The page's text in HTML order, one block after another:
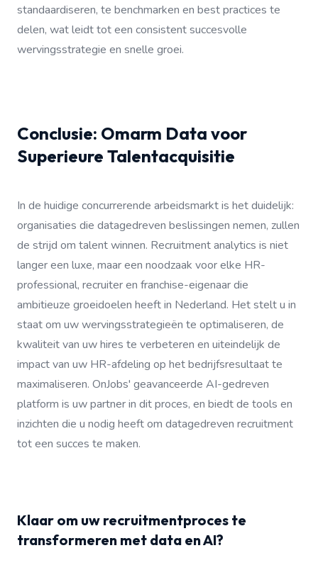
standaardiseren, te benchmarken en best practices te
delen, wat leidt tot een consistent succesvolle
wervingsstrategie en snelle groei.
Conclusie: Omarm Data voor
Superieure Talentacquisitie
In de huidige concurrerende arbeidsmarkt is het duidelijk:
organisaties die datagedreven beslissingen nemen, zullen
de strijd om talent winnen. Recruitment analytics is niet
langer een luxe, maar een noodzaak voor elke HR-
professional, recruiter en franchise-eigenaar die
ambitieuze groeidoelen heeft in Nederland. Het stelt u in
staat om uw wervingsstrategieën te optimaliseren, de
kwaliteit van uw hires te verbeteren en uiteindelijk de
impact van uw HR-afdeling op het bedrijfsresultaat te
maximaliseren. OnJobs' geavanceerde AI-gedreven
platform is uw partner in dit proces, en biedt de tools en
inzichten die u nodig heeft om datagedreven recruitment
tot een succes te maken.
Klaar om uw recruitmentproces te
transformeren met data en AI?